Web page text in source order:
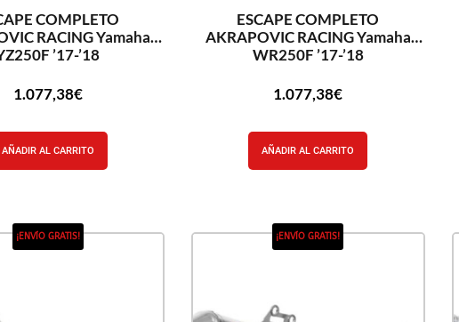
COMPLETO
RACING Yamaha
’17-’18
1.077,38€
AÑADIR AL CARRITO
ESCAPE COMPLETO
AKRAPOVIC RACING Yamaha
WR250F ’17-’18
1.077,38€
AÑADIR AL CARRITO
¡ENVÍO GRATIS! ¡ENVÍO GRATIS!